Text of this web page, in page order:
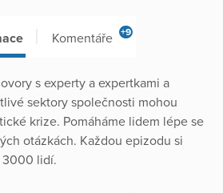
Komentáře +9
s experty a expertkami a
sektory společnosti mohou
krize. Pomáháme lidem lépe se
otázkách. Každou epizodu si
3000 lidí.